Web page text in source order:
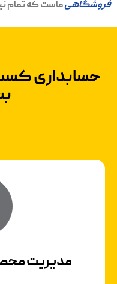
فروشگاهیماست که تمام
حسابداری
مدیریت